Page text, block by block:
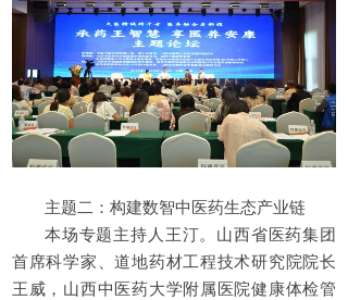
主题二：构建数智中医药生态产业链
本场专题主持人王汀。山西省医药集团
首席科学家、道地药材工程技术研究院院长
王威，山西中医药大学附属医院健康体检管